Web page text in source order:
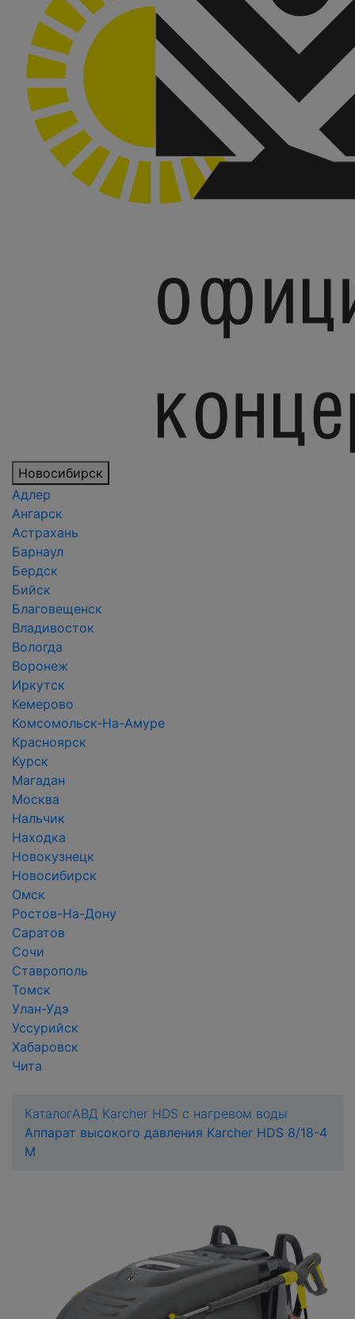
Новосибирск
Адлер
Ангарск
Астрахань
Барнаул
Бердск
Бийск
Благовещенск
Владивосток
Вологда
Воронеж
Иркутск
Кемерово
Комсомольск-На-Амуре
Красноярск
Курск
Магадан
Москва
Нальчик
Находка
Новокузнецк
Новосибирск
Омск
Ростов-На-Дону
Саратов
Сочи
Ставрополь
Томск
Улан-Удэ
Уссурийск
Хабаровск
Чита
КаталогАВД Karcher HDS с нагревом воды
Аппарат высокого давления Karcher HDS 8/18-4
M